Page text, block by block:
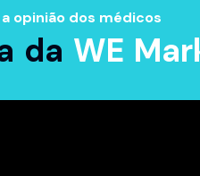
opinião dos médicos
da WE